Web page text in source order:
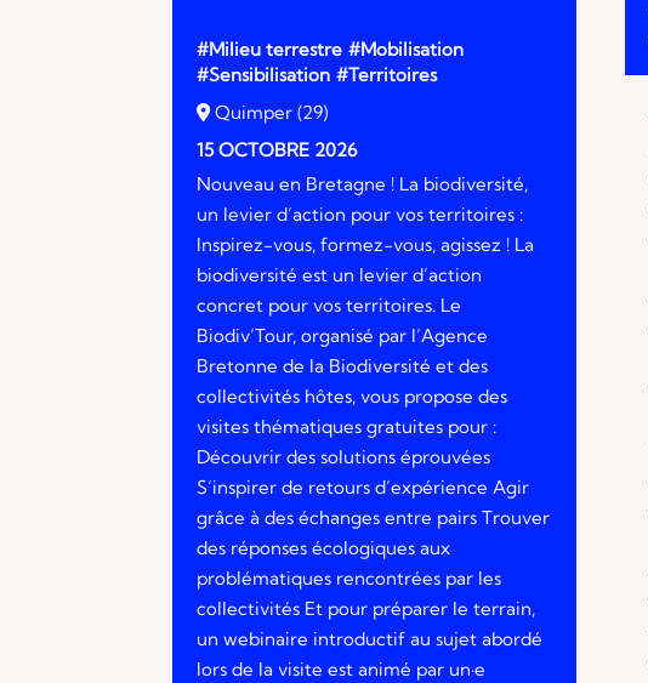
#Milieu terrestre #Mobilisation
#Sensibilisation #Territoires
Quimper (29)
15 OCTOBRE 2026
Nouveau en Bretagne ! La biodiversité,
un levier d’action pour vos territoires :
Inspirez-vous, formez-vous, agissez ! La
biodiversité est un levier d’action
concret pour vos territoires. Le
Biodiv’Tour, organisé par l’Agence
Bretonne de la Biodiversité et des
collectivités hôtes, vous propose des
visites thématiques gratuites pour :
Découvrir des solutions éprouvées
S’inspirer de retours d’expérience Agir
grâce à des échanges entre pairs Trouver
des réponses écologiques aux
problématiques rencontrées par les
collectivités Et pour préparer le terrain,
un webinaire introductif au sujet abordé
lors de la visite est animé par un·e